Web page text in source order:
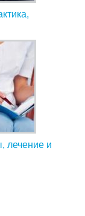
лечение и